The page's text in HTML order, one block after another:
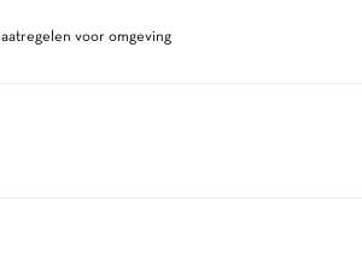
voor omgeving